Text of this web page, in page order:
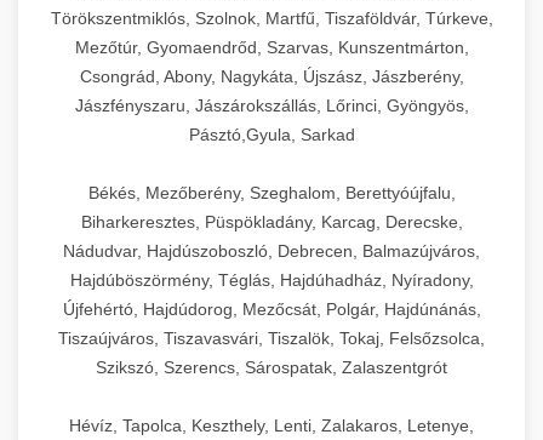
Törökszentmiklós, Szolnok, Martfű, Tiszaföldvár, Túrkeve,
Mezőtúr, Gyomaendrőd, Szarvas, Kunszentmárton,
Csongrád, Abony, Nagykáta, Újszász, Jászberény,
Jászfényszaru, Jászárokszállás, Lőrinci, Gyöngyös,
Pásztó,Gyula, Sarkad
Békés, Mezőberény, Szeghalom, Berettyóújfalu,
Biharkeresztes, Püspökladány, Karcag, Derecske,
Nádudvar, Hajdúszoboszló, Debrecen, Balmazújváros,
Hajdúböszörmény, Téglás, Hajdúhadház, Nyíradony,
Újfehértó, Hajdúdorog, Mezőcsát, Polgár, Hajdúnánás,
Tiszaújváros, Tiszavasvári, Tiszalök, Tokaj, Felsőzsolca,
Szikszó, Szerencs, Sárospatak, Zalaszentgrót
Hévíz, Tapolca, Keszthely, Lenti, Zalakaros, Letenye,